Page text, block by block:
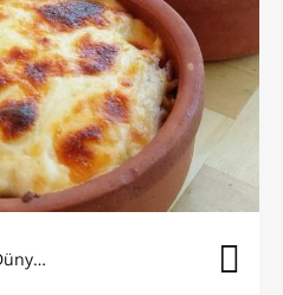
Suzan'ın Mutfak Dünyası